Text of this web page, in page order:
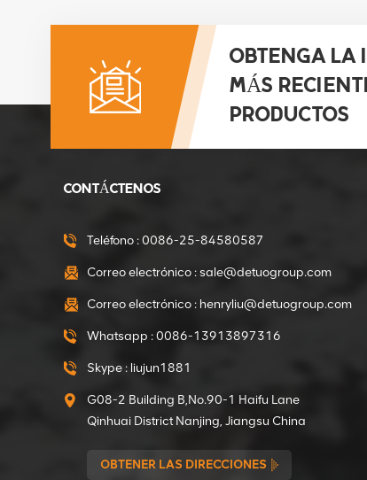
portátil
VER DETALLES
Motor directo de
fábrica de 850W de
mezclador de concreto
portátil
VER DETALLES
de mini hormigonera
VER DETALLES
Directo de fábrica
engranajes de mini
VER DETALLES
Embragues de 15 mm
de diámetro interior
OBTENGA LA
MÁS
PRODUCTOS
CONTÁCTENOS
Teléfono :0086-25-84580587
Correo electrónico :sale@detuogroup.com
Correo electrónico : henryliu@detuogroup.com
Whatsapp :0086-13913897316
Skype : liujun1881
G08-2 Building B,No.90-1 Haifu Lane
Qinhuai District Nanjing, Jiangsu China
OBTENER LAS DIRECCIONES